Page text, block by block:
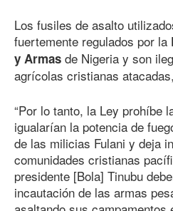
Los fusiles de asalto
fuertemente regulados por la
y Armas de Nigeria y son
agrícolas cristianas
“Por lo tanto, la Ley prohíbe
igualarían la potencia de
de las milicias Fulani y deja
comunidades cristianas
presidente [Bola] Tinubu
incautación de las armas